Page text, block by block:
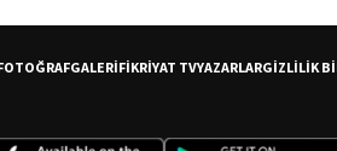
GALERİFİKRİYAT TVYAZARLARGİZLİLİK